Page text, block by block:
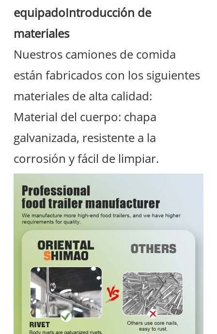
equipadoIntroducción de
materiales
Nuestros camiones de comida
están fabricados con los siguientes
materiales de alta calidad:
Material del cuerpo: chapa
galvanizada, resistente a la
corrosión y fácil de limpiar.